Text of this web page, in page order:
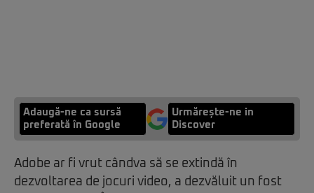
Adaugă-ne ca sursă
preferată în Google
Urmărește-ne in
Discover
Adobe ar fi vrut cândva să se extindă în
dezvoltarea de jocuri video, a dezvăluit un fost